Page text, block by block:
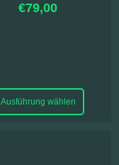
€79,00
Ausführung wählen